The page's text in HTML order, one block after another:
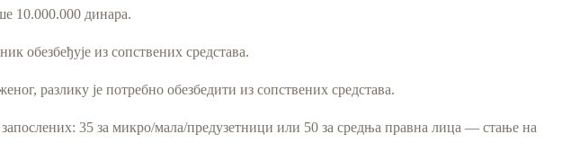
10.000.000 динара.
обезбеђује из сопствених средстава.
разлику је потребно обезбедити из сопствених средстава.
35 за микро/мала/предузетници или 50 за средња правна лица — стање на